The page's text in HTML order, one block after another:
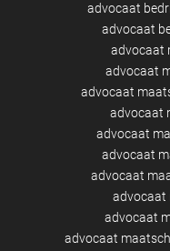
advocaat
advocaat
advocaat
advocaat
advocaat
advocaat
advocaat
advocaat
advocaat
advocaat
advocaat
advocaat